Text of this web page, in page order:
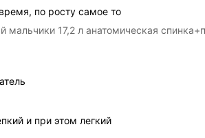
по росту самое то
17,2 л анатомическая
и при этом легкий